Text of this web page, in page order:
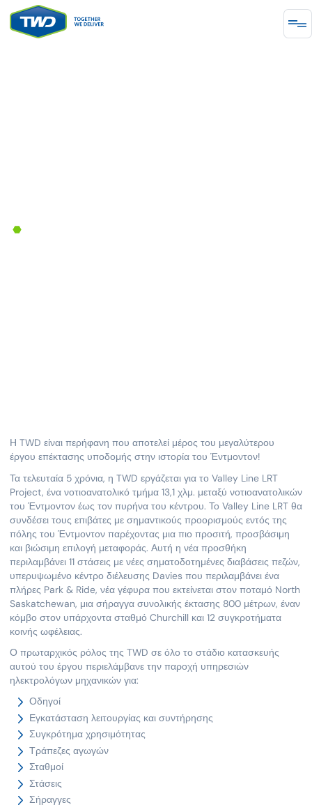
Η TWD είναι περήφανη που αποτελεί μέρος του μεγαλύτερου
έργου επέκτασης υποδομής στην ιστορία του Έντμοντον!
Τα τελευταία 5 χρόνια, η TWD εργάζεται για το Valley Line LRT
Project, ένα νοτιοανατολικό τμήμα 13,1 χλμ. μεταξύ νοτιοανατολικών
του Έντμοντον έως τον πυρήνα του κέντρου. Το Valley Line LRT θα
συνδέσει τους επιβάτες με σημαντικούς προορισμούς εντός της
πόλης του Έντμοντον παρέχοντας μια πιο προσιτή, προσβάσιμη
και βιώσιμη επιλογή μεταφοράς. Αυτή η νέα προσθήκη
περιλαμβάνει 11 στάσεις με νέες σηματοδοτημένες διαβάσεις πεζών,
υπερυψωμένο κέντρο διέλευσης Davies που περιλαμβάνει ένα
πλήρες Park & Ride, νέα γέφυρα που εκτείνεται στον ποταμό North
Saskatchewan, μια σήραγγα συνολικής έκτασης 800 μέτρων, έναν
κόμβο στον υπάρχοντα σταθμό Churchill και 12 συγκροτήματα
κοινής ωφέλειας.
Ο πρωταρχικός ρόλος της TWD σε όλο το στάδιο κατασκευής
αυτού του έργου περιελάμβανε την παροχή υπηρεσιών
ηλεκτρολόγων μηχανικών για:
Οδηγοί
Εγκατάσταση λειτουργίας και συντήρησης
Συγκρότημα χρησιμότητας
Τράπεζες αγωγών
Σταθμοί
Στάσεις
Σήραγγες